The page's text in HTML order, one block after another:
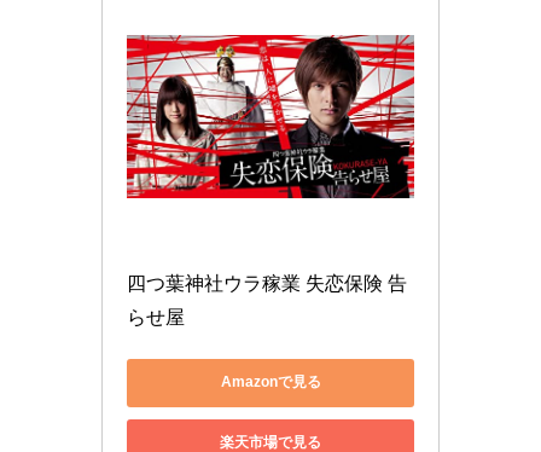
四つ葉神社ウラ稼業 失恋保険 告
らせ屋
Amazonで見る
楽天市場で見る